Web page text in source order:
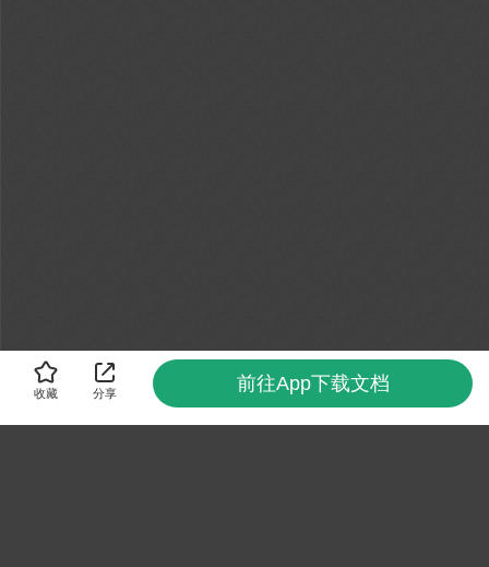
收藏 分享 前往App下载文档